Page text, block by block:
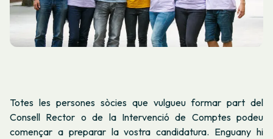
Totes les persones sòcies que vulgueu formar part del
Consell Rector o de la Intervenció de Comptes podeu
començar a preparar la vostra candidatura. Enguany hi